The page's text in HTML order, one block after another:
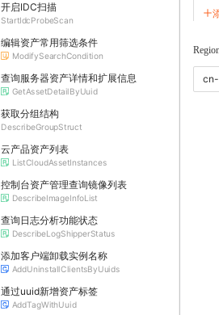
开启IDC扫描
StartIdcProbeScan
编辑资产常用筛选条件
ModifySearchCondition
查询服务器资产详情和扩展信息
GetAssetDetailByUuid
获取分组结构
DescribeGroupStruct
云产品资产列表
ListCloudAssetInstances
控制台资产管理查询镜像列表
DescribeImageInfoList
查询日志分析功能状态
DescribeLogShipperStatus
添加客户端卸载实例名称
AddUninstallClientsByUuids
通过uuid新增资产标签
AddTagWithUuid